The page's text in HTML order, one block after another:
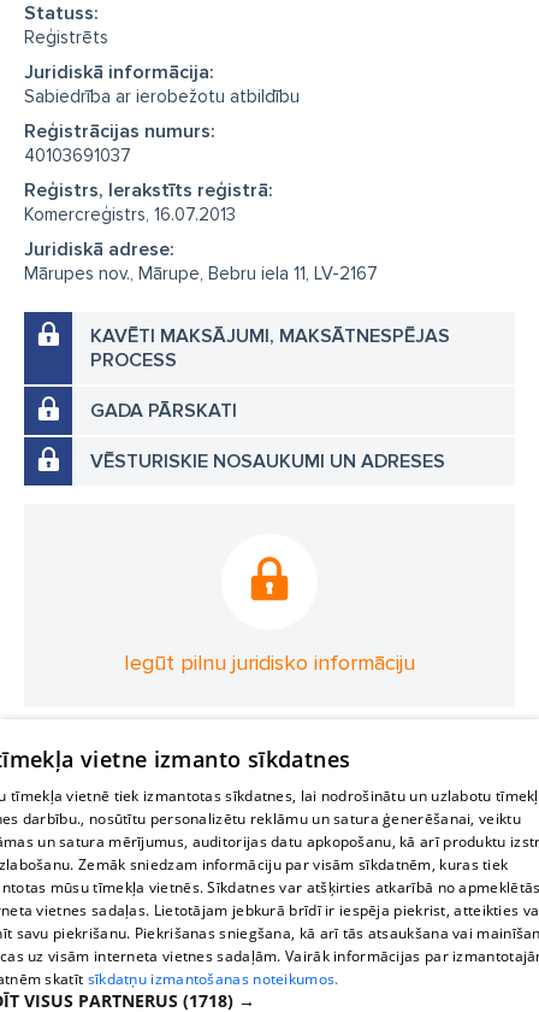
Statuss:
Reģistrēts
Juridiskā informācija:
Sabiedrība ar ierobežotu atbildību
Reģistrācijas numurs:
40103691037
Reģistrs, Ierakstīts reģistrā:
Komercreģistrs, 16.07.2013
Juridiskā adrese:
Mārupes nov., Mārupe, Bebru iela 11, LV-2167
KAVĒTI MAKSĀJUMI, MAKSĀTNESPĒJAS
PROCESS
GADA PĀRSKATI
VĒSTURISKIE NOSAUKUMI UN ADRESES
Iegūt pilnu juridisko informāciju
vietne izmanto sīkdatnes
tīmekļa vietnē tiek izmantotas sīkdatnes, lai nodrošinātu un uzlabotu
darbību., nosūtītu personalizētu reklāmu un satura ģenerēšanai, veiktu
un satura mērījumus, auditorijas datu apkopošanu, kā arī produktu
Zemāk sniedzam informāciju par visām sīkdatnēm, kuras tiek
mūsu tīmekļa vietnēs. Sīkdatnes var atšķirties atkarībā no
vietnes sadaļas. Lietotājam jebkurā brīdī ir iespēja piekrist, atteikties
savu piekrišanu. Piekrišanas sniegšana, kā arī tās atsaukšana vai
uz visām interneta vietnes sadaļām. Vairāk informācijas par
skatīt sīkdatņu izmantošanas noteikumos.
VISUS PARTNERUS (1718) →